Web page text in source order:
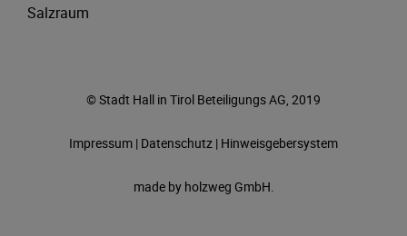
Salzraum
© Stadt Hall in Tirol Beteiligungs AG, 2019
Impressum | Datenschutz | Hinweisgebersystem
made by holzweg GmbH.